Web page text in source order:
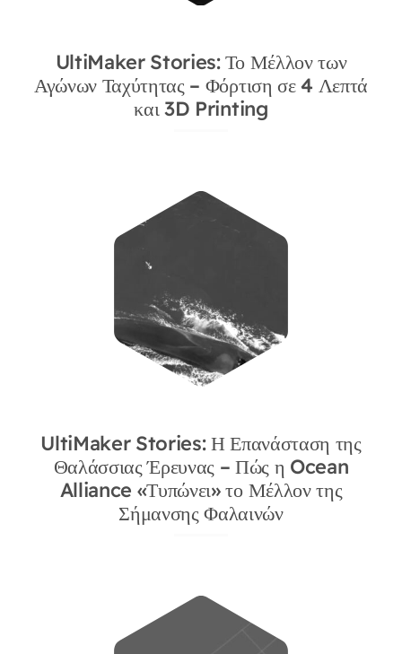
Academy
UltiMaker Stories: Το Μέλλον των
Αγώνων Ταχύτητας – Φόρτιση σε 4 Λεπτά
και 3D Printing
UltiMaker Stories: Η Επανάσταση της
Θαλάσσιας Έρευνας – Πώς η Ocean
Alliance «Τυπώνει» το Μέλλον της
Σήμανσης Φαλαινών